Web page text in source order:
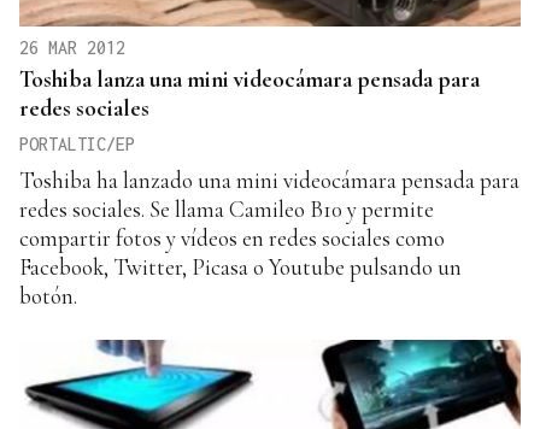
26 MAR 2012
Toshiba lanza una mini videocámara pensada para
redes sociales
PORTALTIC/EP
Toshiba ha lanzado una mini videocámara pensada para
redes sociales. Se llama Camileo B10 y permite
compartir fotos y vídeos en redes sociales como
Facebook, Twitter, Picasa o Youtube pulsando un
botón.